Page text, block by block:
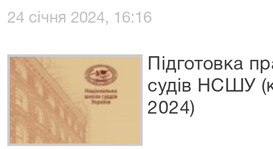
24 січня 2024, 16:16
Підготовка
судів НСШУ
2024)